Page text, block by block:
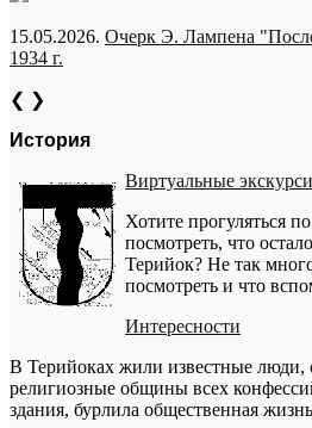
15.05.2026. Очерк Э. Лампена
1934 г.
❮ ❯
История
Виртуальные
Хотите прогуляться
посмотреть, что
Терийок? Не так
посмотреть и что
Интересности
В Терийоках жили известные люди,
религиозные общины всех
здания, бурлила общественная